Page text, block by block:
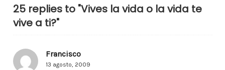
25 replies to "Vives la vida o la vida te
vive a ti?"
Francisco
13 agosto, 2009